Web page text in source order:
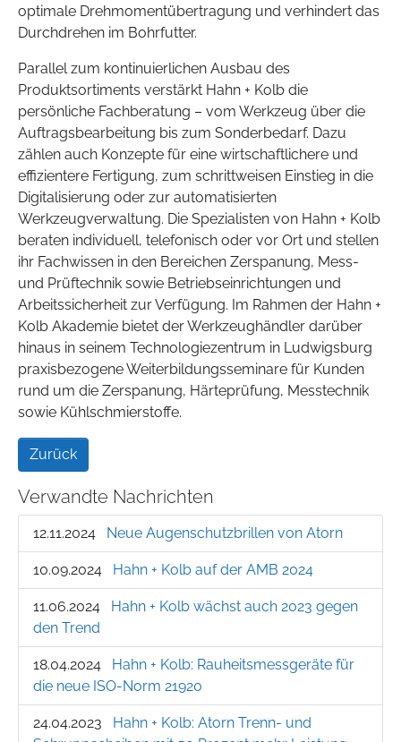
optimale Drehmomentübertragung und verhindert das
Durchdrehen im Bohrfutter.
Parallel zum kontinuierlichen Ausbau des
Produktsortiments verstärkt Hahn + Kolb die
persönliche Fachberatung – vom Werkzeug über die
Auftragsbearbeitung bis zum Sonderbedarf. Dazu
zählen auch Konzepte für eine wirtschaftlichere und
effizientere Fertigung, zum schrittweisen Einstieg in die
Digitalisierung oder zur automatisierten
Werkzeugverwaltung. Die Spezialisten von Hahn + Kolb
beraten individuell, telefonisch oder vor Ort und stellen
ihr Fachwissen in den Bereichen Zerspanung, Mess-
und Prüftechnik sowie Betriebseinrichtungen und
Arbeitssicherheit zur Verfügung. Im Rahmen der Hahn +
Kolb Akademie bietet der Werkzeughändler darüber
hinaus in seinem Technologiezentrum in Ludwigsburg
praxisbezogene Weiterbildungsseminare für Kunden
rund um die Zerspanung, Härteprüfung, Messtechnik
sowie Kühlschmierstoffe.
Zurück
Verwandte Nachrichten
12.11.2024 Neue Augenschutzbrillen von Atorn
10.09.2024 Hahn + Kolb auf der AMB 2024
11.06.2024
Hahn + Kolb wächst auch 2023 gegen
den Trend
18.04.2024
Hahn + Kolb: Rauheitsmessgeräte für
die neue ISO-Norm 21920
24.04.2023
Hahn + Kolb: Atorn Trenn- und